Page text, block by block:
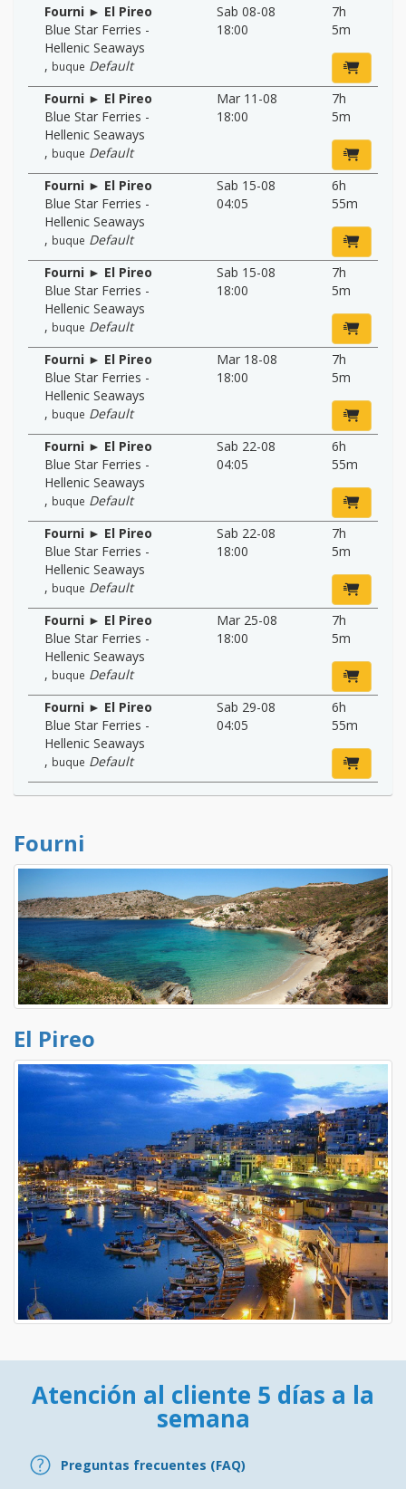
Fourni ► El Pireo
Blue Star Ferries -
Hellenic Seaways
, buque Default
Sab 08-08
18:00
7h
5m
Fourni ► El Pireo
Blue Star Ferries -
Hellenic Seaways
, buque Default
Mar 11-08
18:00
7h
5m
Fourni ► El Pireo
Blue Star Ferries -
Hellenic Seaways
, buque Default
Sab 15-08
04:05
6h
55m
Fourni ► El Pireo
Blue Star Ferries -
Hellenic Seaways
, buque Default
Sab 15-08
18:00
7h
5m
Fourni ► El Pireo
Blue Star Ferries -
Hellenic Seaways
, buque Default
Mar 18-08
18:00
7h
5m
Fourni ► El Pireo
Blue Star Ferries -
Hellenic Seaways
, buque Default
Sab 22-08
04:05
6h
55m
Fourni ► El Pireo
Blue Star Ferries -
Hellenic Seaways
, buque Default
Sab 22-08
18:00
7h
5m
Fourni ► El Pireo
Blue Star Ferries -
Hellenic Seaways
, buque Default
Mar 25-08
18:00
7h
5m
Fourni ► El Pireo
Blue Star Ferries -
Hellenic Seaways
, buque Default
Sab 29-08
04:05
6h
55m
Fourni
El Pireo
Atención al cliente 5 días a la
semana
Preguntas frecuentes (FAQ)